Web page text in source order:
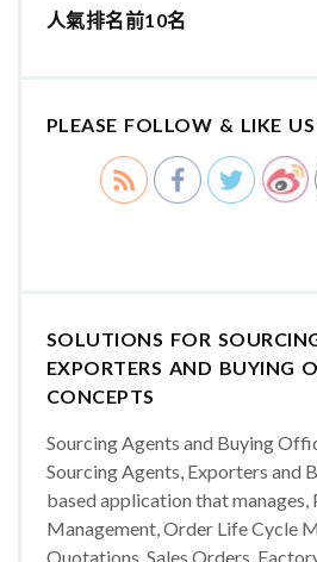
人氣排名前10名
PLEASE FOLLOW & LIKE
SOLUTIONS FOR
EXPORTERS AND BUYING
CONCEPTS
Sourcing Agents and Buying
Sourcing Agents, Exporters and
based application that
Management, Order Life Cycle
Quotations, Sales Orders,